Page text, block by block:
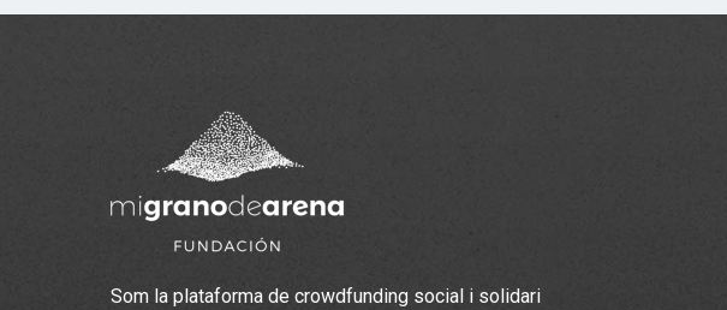
Som la plataforma de crowdfunding social i solidari